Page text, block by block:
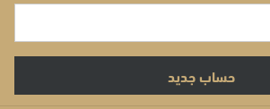
حساب جديد